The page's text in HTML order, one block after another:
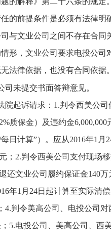
的前提条件是必须有法律明
与文业公司之间不存在合同
形，文业公司要求电投公司
法律依据，也没有合同依据
司未提交书面答辩意见。
院起诉请求：1.判令西美公司
质保金）及违约金
日计算”）。应从2016年1月
；2.判令西美公司支付现场
还文业公司履约保证金140
年1月24日起计算至实际清
4.判令美高公司、电投公司
5.电投公司、美高公司、西